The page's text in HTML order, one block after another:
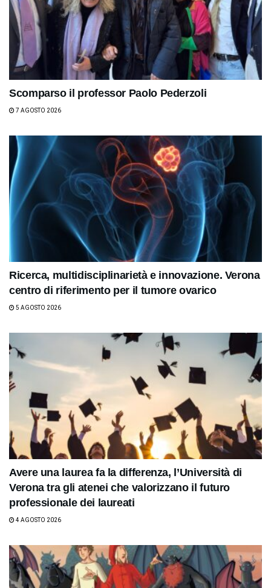
Scomparso il professor Paolo Pederzoli
7 AGOSTO 2026
Ricerca, multidisciplinarietà e innovazione. Verona
centro di riferimento per il tumore ovarico
5 AGOSTO 2026
Avere una laurea fa la differenza, l’Università di
Verona tra gli atenei che valorizzano il futuro
professionale dei laureati
4 AGOSTO 2026